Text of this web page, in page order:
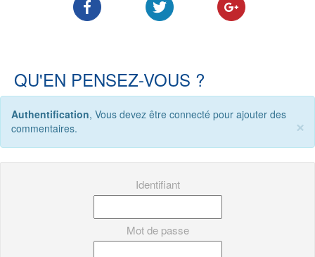
QU'EN PENSEZ-VOUS ?
Authentification, Vous devez être connecté pour ajouter des
commentaires.
×
Identifiant
Mot de passe